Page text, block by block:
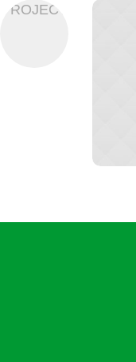
PROJECT